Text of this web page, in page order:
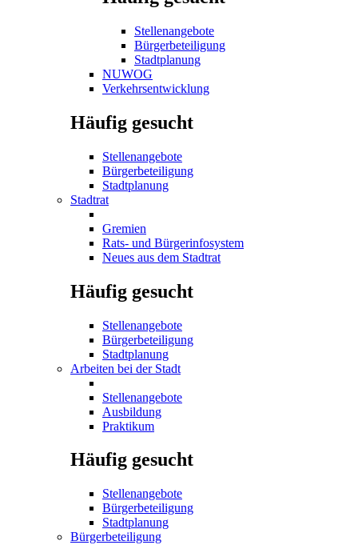
Stellenangebote
Bürgerbeteiligung
Stadtplanung
NUWOG
Verkehrsentwicklung
Häufig gesucht
Stellenangebote
Bürgerbeteiligung
Stadtplanung
Stadtrat
Gremien
Rats- und Bürgerinfosystem
Neues aus dem Stadtrat
Häufig gesucht
Stellenangebote
Bürgerbeteiligung
Stadtplanung
Arbeiten bei der Stadt
Stellenangebote
Ausbildung
Praktikum
Häufig gesucht
Stellenangebote
Bürgerbeteiligung
Stadtplanung
Bürgerbeteiligung